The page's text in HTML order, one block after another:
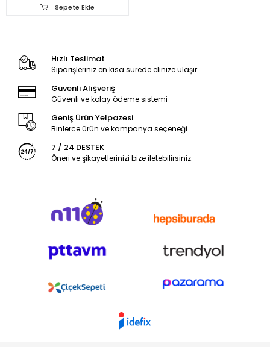
Sepete Ekle
Hızlı Teslimat
Siparişleriniz en kısa sürede elinize ulaşır.
Güvenli Alışveriş
Güvenli ve kolay ödeme sistemi
Geniş Ürün Yelpazesi
Binlerce ürün ve kampanya seçeneği
7 / 24 DESTEK
Öneri ve şikayetlerinizi bize iletebilirsiniz.